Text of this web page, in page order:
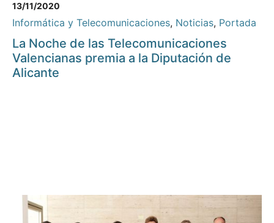
13/11/2020
Informática y Telecomunicaciones, Noticias, Portada
La Noche de las Telecomunicaciones
Valencianas premia a la Diputación de
Alicante